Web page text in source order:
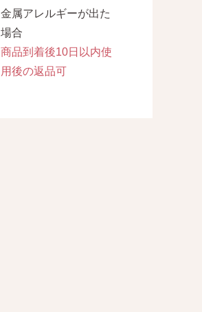
金属アレルギーが出た
場合
商品到着後10日以内使
用後の返品可